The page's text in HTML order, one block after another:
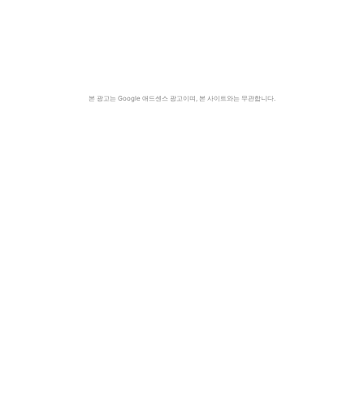
본 광고는 Google 애드센스 광고이며, 본 사이트와는 무관합니다.